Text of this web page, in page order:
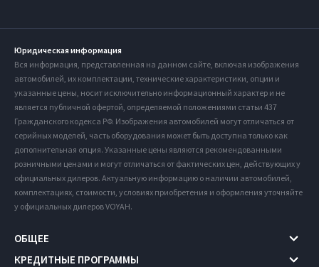
Юридическая информация
Вся информация, представленная на данном сайте, включая изображения
автомобилей, их комплектации, технические характеристики, опции и
указанные цены, носит исключительно информационный характер и не
является публичной офертой, определяемой положениями статьи 437
Гражданского кодекса РФ. Изображения автомобилей могут отличаться от
серийных моделей, часть оборудования может быть доступна только как
дополнительная опция. Указанные цены являются рекомендованными
розничными ценами и могут отличаться от фактических цен, действующих у
официальных дилеров. Актуальную информацию о наличии автомобилей,
комплектациях, стоимости, условиях приобретения и оформления уточняйте
у официальных дилеров VOYAH.
ОБЩЕЕ
КРЕДИТНЫЕ ПРОГРАММЫ